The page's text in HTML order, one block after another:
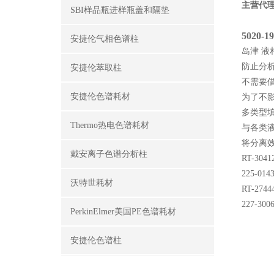
SBI样品瓶进样瓶盖和隔垫
安捷伦气相色谱柱
安捷伦萃取柱
安捷伦色谱耗材
Thermo热电色谱耗材
戴安离子色谱分析柱
沃特世耗材
PerkinElmer美国PE色谱耗材
安捷伦色谱柱
主营代
5020-
岛津 液
防止分
不需要
为了不
多类型
与各类
将分离
RT-
225-
RT-
227-